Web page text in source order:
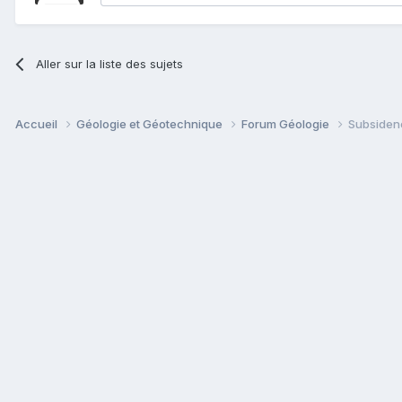
Aller sur la liste des sujets
Accueil Géologie et Géotechnique Forum Géologie